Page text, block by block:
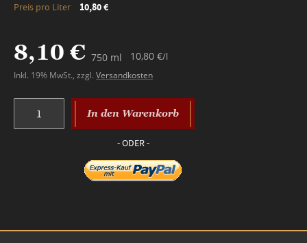
10,80 €
8,10 € 750 ml
Inkl. 19% MwSt., zzgl. Versandkosten
10,80 €/l
In den Warenkorb